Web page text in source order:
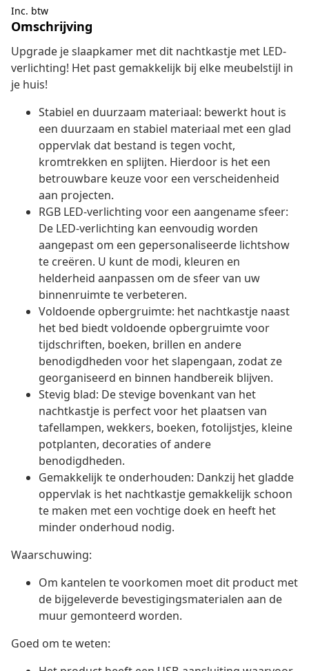
Inc. btw
Omschrijving
Upgrade je slaapkamer met dit nachtkastje met LED-
verlichting! Het past gemakkelijk bij elke meubelstijl in
je huis!
Stabiel en duurzaam materiaal: bewerkt hout is
een duurzaam en stabiel materiaal met een glad
oppervlak dat bestand is tegen vocht,
kromtrekken en splijten. Hierdoor is het een
betrouwbare keuze voor een verscheidenheid
aan projecten.
RGB LED-verlichting voor een aangename sfeer:
De LED-verlichting kan eenvoudig worden
aangepast om een gepersonaliseerde lichtshow
te creëren. U kunt de modi, kleuren en
helderheid aanpassen om de sfeer van uw
binnenruimte te verbeteren.
Voldoende opbergruimte: het nachtkastje naast
het bed biedt voldoende opbergruimte voor
tijdschriften, boeken, brillen en andere
benodigdheden voor het slapengaan, zodat ze
georganiseerd en binnen handbereik blijven.
Stevig blad: De stevige bovenkant van het
nachtkastje is perfect voor het plaatsen van
tafellampen, wekkers, boeken, fotolijstjes, kleine
potplanten, decoraties of andere
benodigdheden.
Gemakkelijk te onderhouden: Dankzij het gladde
oppervlak is het nachtkastje gemakkelijk schoon
te maken met een vochtige doek en heeft het
minder onderhoud nodig.
Waarschuwing:
Om kantelen te voorkomen moet dit product met
de bijgeleverde bevestigingsmaterialen aan de
muur gemonteerd worden.
Goed om te weten: